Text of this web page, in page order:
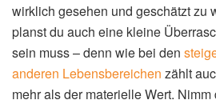
wirklich gesehen und geschätzt zu
planst du auch eine kleine
sein muss – denn wie bei den
anderen Lebensbereichen zählt
mehr als der materielle Wert.